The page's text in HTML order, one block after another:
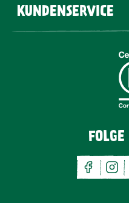
KUNDENSERVICE
facebook